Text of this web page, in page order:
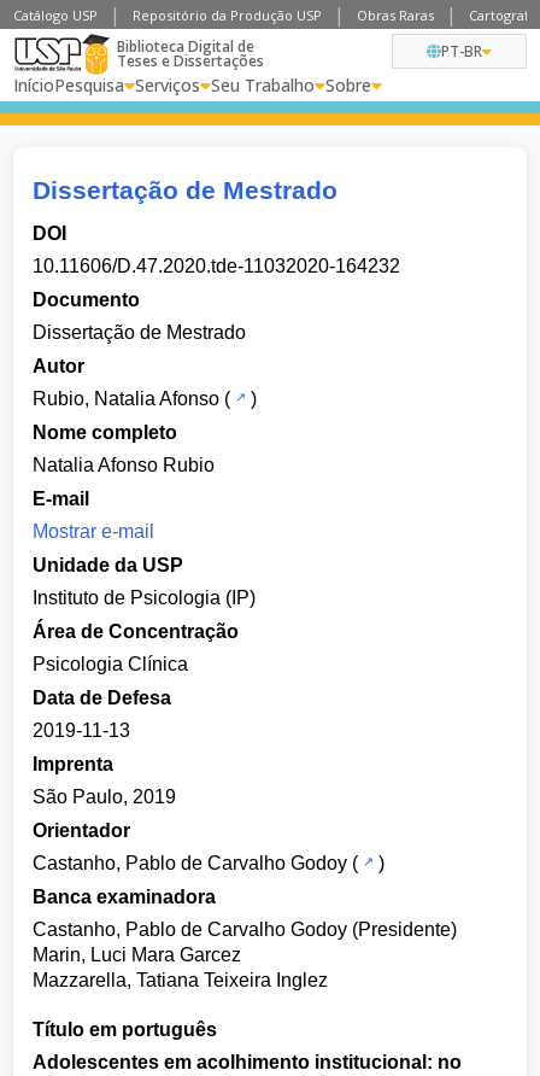
Catálogo USP Repositório da Produção USP Obras Raras
Biblioteca Digital de
Teses e Dissertações
InícioPesquisa Serviços Seu Trabalho Sobre
PT-BR
Dissertação de Mestrado
DOI
10.11606/D.47.2020.tde-11032020-164232
Documento
Dissertação de Mestrado
Autor
Rubio, Natalia Afonso (
)
Nome completo
Natalia Afonso Rubio
E-mail
Mostrar e-mail
Unidade da USP
Instituto de Psicologia (IP)
Área de Concentração
Psicologia Clínica
Data de Defesa
2019-11-13
Imprenta
São Paulo, 2019
Orientador
Castanho, Pablo de Carvalho Godoy (
)
Banca examinadora
Castanho, Pablo de Carvalho Godoy (Presidente)
Marin, Luci Mara Garcez
Mazzarella, Tatiana Teixeira Inglez
Título em português
Adolescentes em acolhimento institucional: no